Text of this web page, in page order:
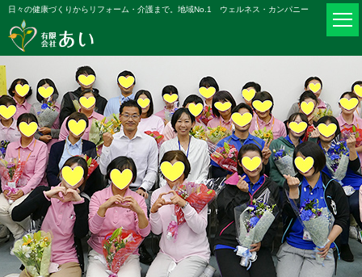
日々の健康づくりからリフォーム・介護まで。地域No.1 ウェルネス・カンパニー